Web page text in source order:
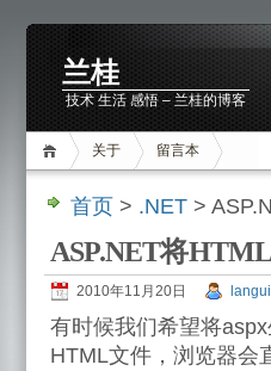
兰桂
技术 生活 感悟 – 兰桂的博客
关于 留言本
首页 > .NET >
ASP.NET将
2010年11月20日 langui
有时候我们希望将
HTML文件，浏览器会